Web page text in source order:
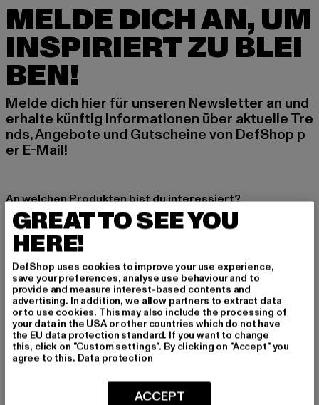
MELDE DICH AN, UM
INSPIRIERT ZU BLEI
BEN!
Melde dich hier für unseren Newsletter an und
erhalte künftig Informationen über aktuelle Tre
nds, Angebote und Gutscheine von DefShop p
er E-Mail!
An welchen Produkten bist du interessiert?
MÄNNER
FRAUEN
E-MAIL
ANMELDEN
Informationen dazu, wie DefShop mit Deinen Daten umgeht, findest Du
in unserer Datenschutzerklärung. Du kannst Dich jederzeit kostenfei
abmelden.Datenschutzerklärung lesen.
GREAT TO SEE YOU
HERE!
DefShop uses cookies to improve your use experience,
save your preferences, analyse use behaviour and to
provide and measure interest-based contents and
advertising. In addition, we allow partners to extract data
or to use cookies. This may also include the processing of
your data in the USA or other countries which do not have
the EU data protection standard. If you want to change
this, click on "Custom settings". By clicking on "Accept" you
agree to this. Data protection
ACCEPT